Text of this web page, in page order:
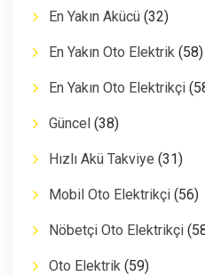
En Yakın Akücü (32)
En Yakın Oto Elektrik (58)
En Yakın Oto Elektrikçi
Güncel (38)
Hızlı Akü Takviye (31)
Mobil Oto Elektrikçi (56)
Nöbetçi Oto Elektrikçi
Oto Elektrik (59)